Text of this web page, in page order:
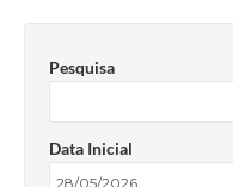
Pesquisa
Data Inicial